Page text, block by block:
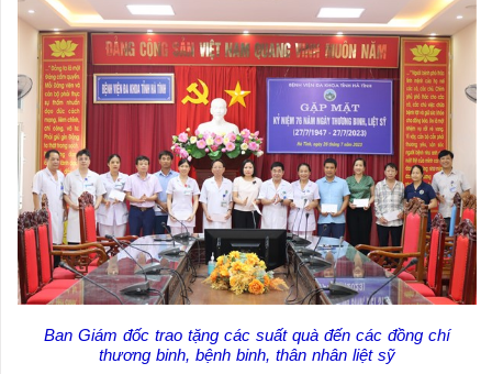
Ban Giám đốc trao tặng các suất quà đến các đồng chí
thương binh, bệnh binh, thân nhân liệt sỹ